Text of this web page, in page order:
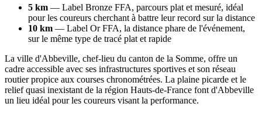
5 km — Label Bronze FFA, parcours plat et mesuré, idéal
pour les coureurs cherchant à battre leur record sur la distance
10 km — Label Or FFA, la distance phare de l'événement,
sur le même type de tracé plat et rapide
La ville d'Abbeville, chef-lieu du canton de la Somme, offre un
cadre accessible avec ses infrastructures sportives et son réseau
routier propice aux courses chronométrées. La plaine picarde et le
relief quasi inexistant de la région Hauts-de-France font d'Abbeville
un lieu idéal pour les coureurs visant la performance.